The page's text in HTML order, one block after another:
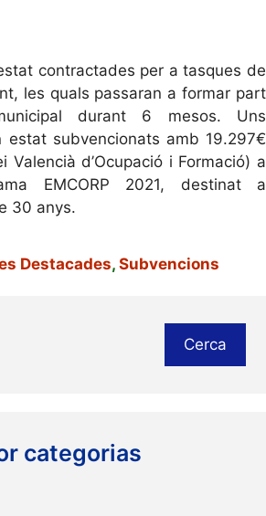
contractades per a tasques de
les quals passaran a formar part
durant 6 mesos. Uns
estat subvencionats amb 19.297€
Valencià d’Ocupació i Formació) a
EMCORP 2021, destinat a
30 anys.
Destacades,Subvencions
Cerca
categorias